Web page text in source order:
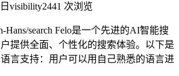
visibility2441 次浏览
Hans/search Felo是一个先进的AI智能搜
提供全面、个性化的搜索体验。以下是
言支持：用户可以用自己熟悉的语言进